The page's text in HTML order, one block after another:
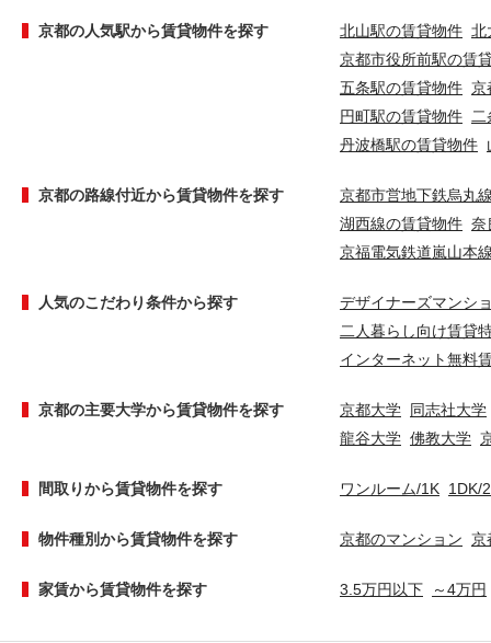
京都の人気駅から賃貸物件を探す 北山駅の賃貸物件 北
京都市役所前駅の賃
五条駅の賃貸物件 京
円町駅の賃貸物件
丹波橋駅の賃貸物件
京都の路線付近から賃貸物件を探す
京都市営地下鉄烏丸
湖西線の賃貸物件 奈
京福電気鉄道嵐山本
人気のこだわり条件から探す
デザイナーズマンシ
二人暮らし向け賃貸
インターネット無料
京都の主要大学から賃貸物件を探す 京都大学 同志社大学
龍谷大学 佛教大学
間取りから賃貸物件を探す ワンルーム/1K 1DK/
物件種別から賃貸物件を探す 京都のマンション 京
家賃から賃貸物件を探す 3.5万円以下 ～4万円